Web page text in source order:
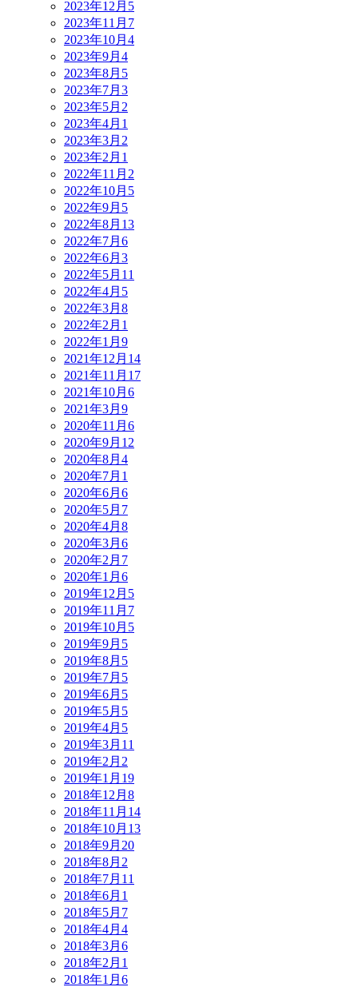
2023年12月 5
2023年11月 7
2023年10月 4
2023年9月 4
2023年8月 5
2023年7月 3
2023年5月 2
2023年4月 1
2023年3月 2
2023年2月 1
2022年11月 2
2022年10月 5
2022年9月 5
2022年8月 13
2022年7月 6
2022年6月 3
2022年5月 11
2022年4月 5
2022年3月 8
2022年2月 1
2022年1月 9
2021年12月 14
2021年11月 17
2021年10月 6
2021年3月 9
2020年11月 6
2020年9月 12
2020年8月 4
2020年7月 1
2020年6月 6
2020年5月 7
2020年4月 8
2020年3月 6
2020年2月 7
2020年1月 6
2019年12月 5
2019年11月 7
2019年10月 5
2019年9月 5
2019年8月 5
2019年7月 5
2019年6月 5
2019年5月 5
2019年4月 5
2019年3月 11
2019年2月 2
2019年1月 19
2018年12月 8
2018年11月 14
2018年10月 13
2018年9月 20
2018年8月 2
2018年7月 11
2018年6月 1
2018年5月 7
2018年4月 4
2018年3月 6
2018年2月 1
2018年1月 6